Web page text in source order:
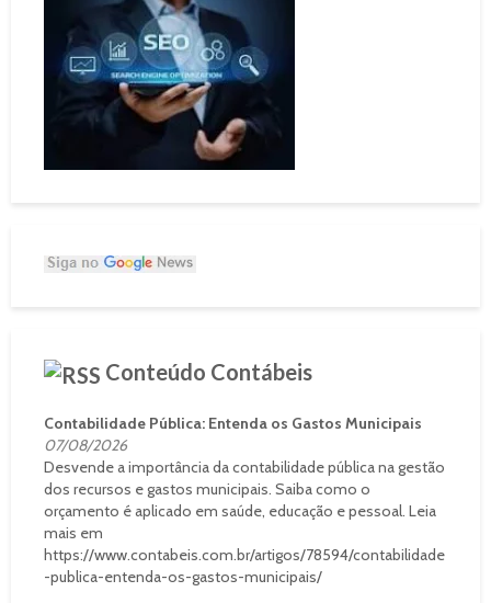
Conteúdo Contábeis
Contabilidade Pública: Entenda os Gastos Municipais
07/08/2026
Desvende a importância da contabilidade pública na gestão
dos recursos e gastos municipais. Saiba como o
orçamento é aplicado em saúde, educação e pessoal. Leia
mais em
https://www.contabeis.com.br/artigos/78594/contabilidade
-publica-entenda-os-gastos-municipais/